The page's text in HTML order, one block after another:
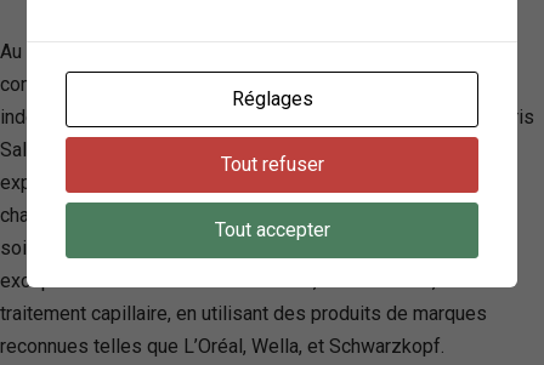
Au cœur de Mérignac, Signature (Hair designer) se distingue
comme un salon de coiffure mixte, véhiculant un esprit
indépendant et familial. Grâce à une équipe dévouée, y compris
Salomé, Lisa, Louna, Virginie et Arthur, le salon offre une
expérience client exceptionnelle, marquée par un accueil
chaleureux, une écoute attentive, et un cadre tendance. Les
soins, sélectionnés avec minutie, garantissent des résultats
exceptionnels en matière de coiffure, de coloration, et de
traitement capillaire, en utilisant des produits de marques
reconnues telles que L’Oréal, Wella, et Schwarzkopf.
Réglages
Tout refuser
Tout accepter